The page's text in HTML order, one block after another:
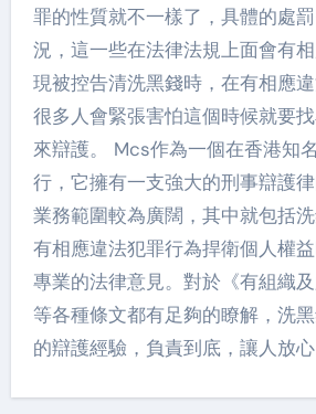
罪的性質就不一樣了，具體的處
況，這一些在法律法規上面會有
現被控告清洗黑錢時，在有相應
很多人會緊張害怕這個時候就要
來辯護。 Mcs作為一個在香港知
行，它擁有一支強大的刑事辯護
業務範圍較為廣闊，其中就包括
有相應違法犯罪行為捍衛個人權
專業的法律意見。對於《有組織及
等各種條文都有足夠的瞭解，洗
的辯護經驗，負責到底，讓人放心